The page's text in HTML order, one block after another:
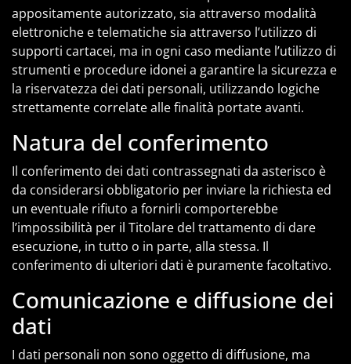
appositamente autorizzato, sia attraverso modalità
elettroniche e telematiche sia attraverso l’utilizzo di
supporti cartacei, ma in ogni caso mediante l’utilizzo di
strumenti e procedure idonei a garantire la sicurezza e
la riservatezza dei dati personali, utilizzando logiche
strettamente correlate alle finalità portate avanti.
Natura del conferimento
Il conferimento dei dati contrassegnati da asterisco è
da considerarsi obbligatorio per inviare la richiesta ed
un eventuale rifiuto a fornirli comporterebbe
l’impossibilità per il Titolare del trattamento di dare
esecuzione, in tutto o in parte, alla stessa. Il
conferimento di ulteriori dati è puramente facoltativo.
Comunicazione e diffusione dei
dati
I dati personali non sono oggetto di diffusione, ma